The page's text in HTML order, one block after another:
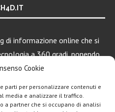
Cookie
parti per personalizzare contenuti e
media e analizzare il traffico.
a partner che si occupano di analisi
di informazione online che si
a 360 gradi, ponendo
al mondo Android, Apple e